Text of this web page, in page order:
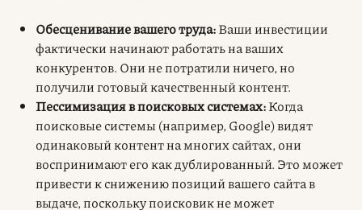
Обесценивание вашего труда:Ваши инвестиции
фактически начинают работать на ваших
конкурентов. Они не потратили ничего, но
получили готовый качественный контент.
Пессимизация в поисковых системах:Когда
поисковые системы (например, Google) видят
одинаковый контент на многих сайтах, они
воспринимают его как дублированный. Это может
привести к снижению позиций вашего сайта в
выдаче, поскольку поисковик не может